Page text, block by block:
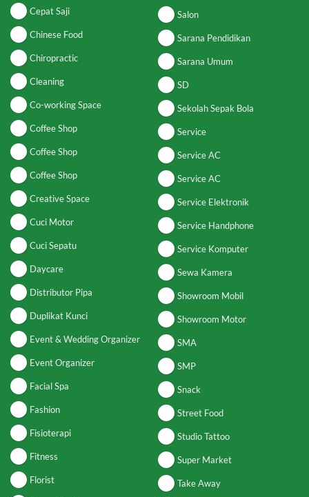
Cepat Saji
Chinese Food
Chiropractic
Cleaning
Co-working Space
Coffee Shop
Coffee Shop
Coffee Shop
Creative Space
Cuci Motor
Cuci Sepatu
Daycare
Distributor Pipa
Duplikat Kunci
Event & Wedding Organizer
Event Organizer
Facial Spa
Fashion
Fisioterapi
Fitness
Florist
Salon
Sarana Pendidikan
Sarana Umum
SD
Sekolah Sepak Bola
Service
Service AC
Service AC
Service Elektronik
Service Handphone
Service Komputer
Sewa Kamera
Showroom Mobil
Showroom Motor
SMA
SMP
Snack
Street Food
Studio Tattoo
Super Market
Take Away